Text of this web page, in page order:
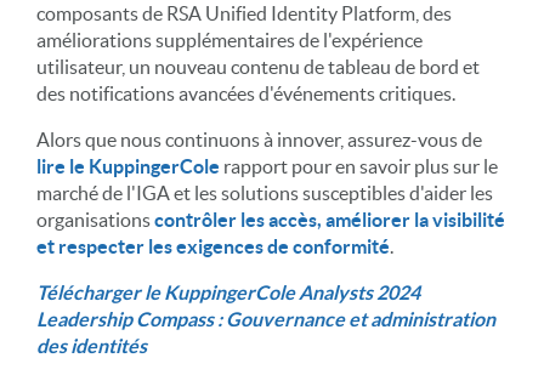
composants de RSA Unified Identity Platform, des
améliorations supplémentaires de l'expérience
utilisateur, un nouveau contenu de tableau de bord et
des notifications avancées d'événements critiques.
Alors que nous continuons à innover, assurez-vous de
lire le KuppingerCole rapport pour en savoir plus sur le
marché de l'IGA et les solutions susceptibles d'aider les
organisationscontrôler les accès, améliorer la visibilité
et respecter les exigences de conformité.
Télécharger le KuppingerCole Analysts 2024
Leadership Compass : Gouvernance et administration
des identités